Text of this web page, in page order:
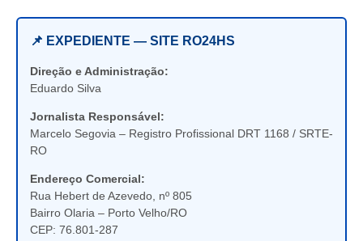
📌 EXPEDIENTE — SITE RO24HS
Direção e Administração:
Eduardo Silva
Jornalista Responsável:
Marcelo Segovia – Registro Profissional DRT 1168 / SRTE-
RO
Endereço Comercial:
Rua Hebert de Azevedo, nº 805
Bairro Olaria – Porto Velho/RO
CEP: 76.801-287